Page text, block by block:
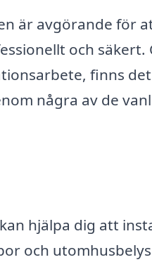
är avgörande för
och säkert.
finns
några av de
hjälpa dig att
och